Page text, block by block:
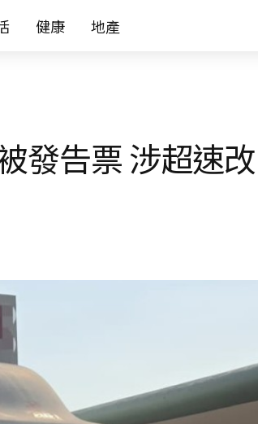
健康 地產
發告票 涉超速改